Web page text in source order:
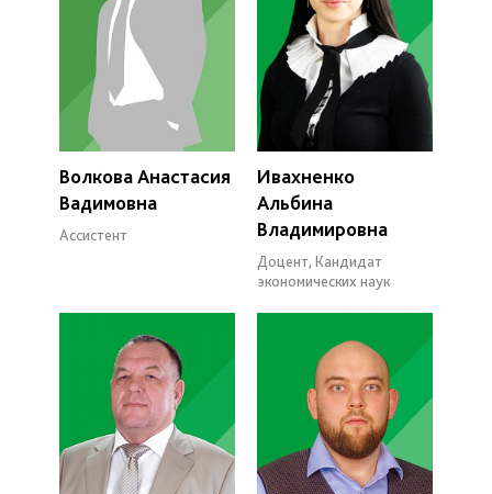
Волкова Анастасия
Вадимовна
Ассистент
Ивахненко
Альбина
Владимировна
Доцент, Кандидат
экономических наук